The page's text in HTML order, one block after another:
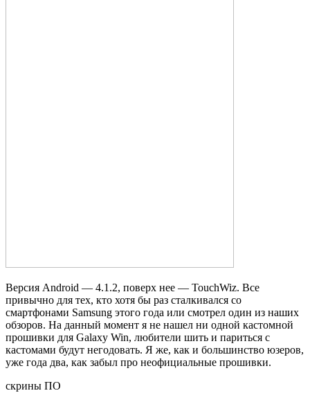
Версия Android — 4.1.2, поверх нее — TouchWiz. Все
привычно для тех, кто хотя бы раз сталкивался со
смартфонами Samsung этого года или смотрел один из наших
обзоров. На данный момент я не нашел ни одной кастомной
прошивки для Galaxy Win, любители шить и париться с
кастомами будут негодовать. Я же, как и большинство юзеров,
уже года два, как забыл про неофициальные прошивки.
скрины ПО